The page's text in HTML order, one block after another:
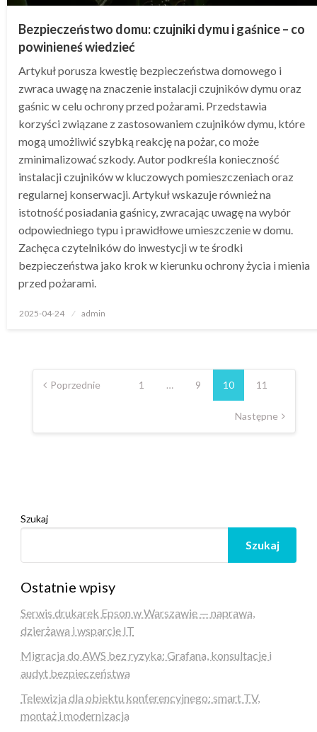
Bezpieczeństwo domu: czujniki dymu i gaśnice – co
powinieneś wiedzieć
Artykuł porusza kwestię bezpieczeństwa domowego i
zwraca uwagę na znaczenie instalacji czujników dymu oraz
gaśnic w celu ochrony przed pożarami. Przedstawia
korzyści związane z zastosowaniem czujników dymu, które
mogą umożliwić szybką reakcję na pożar, co może
zminimalizować szkody. Autor podkreśla konieczność
instalacji czujników w kluczowych pomieszczeniach oraz
regularnej konserwacji. Artykuł wskazuje również na
istotność posiadania gaśnicy, zwracając uwagę na wybór
odpowiedniego typu i prawidłowe umieszczenie w domu.
Zachęca czytelników do inwestycji w te środki
bezpieczeństwa jako krok w kierunku ochrony życia i mienia
przed pożarami.
Opublikowane
2025-04-24 admin
Stronicowanie
wpisów
Poprzednie 1 … 9 10 11
Następne
Szukaj
Szukaj
Ostatnie wpisy
Serwis drukarek Epson w Warszawie — naprawa,
dzierżawa i wsparcie IT
Migracja do AWS bez ryzyka: Grafana, konsultacje i
audyt bezpieczeństwa
Telewizja dla obiektu konferencyjnego: smart TV,
montaż i modernizacja